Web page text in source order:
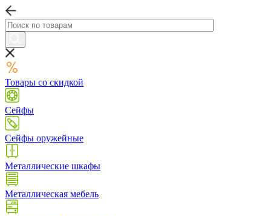
Товары со скидкой
Сейфы
Сейфы оружейные
Металлические шкафы
Металлическая мебель